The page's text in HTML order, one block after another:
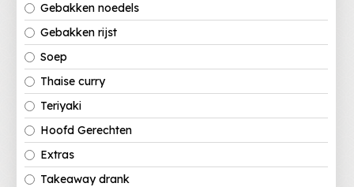
Gebakken noedels
Gebakken rijst
Soep
Thaise curry
Teriyaki
Hoofd Gerechten
Extras
Takeaway drank